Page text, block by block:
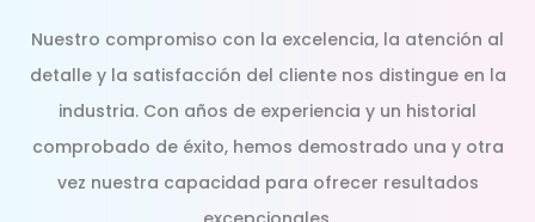
Nuestro compromiso con la excelencia, la atención al
detalle y la satisfacción del cliente nos distingue en la
industria. Con años de experiencia y un historial
comprobado de éxito, hemos demostrado una y otra
vez nuestra capacidad para ofrecer resultados